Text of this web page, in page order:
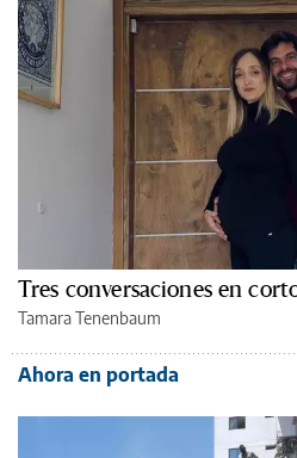
Tres conversaciones en
Tamara Tenenbaum
Ahora en portada